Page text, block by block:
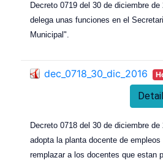
Decreto 0719 del 30 de diciembre
delega unas funciones en el
Municipal".
dec_0718_30_dic_2016
Decreto 0718 del 30 de diciembre
adopta la planta docente de
remplazar a los docentes que estan